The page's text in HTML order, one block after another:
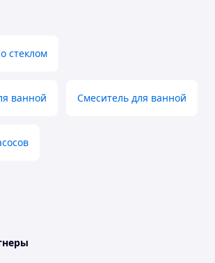
стеклом
ванной Смеситель для ванной